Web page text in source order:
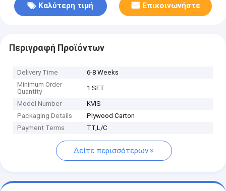
Καλύτερη τιμή Επικοινωνήστε
Περιγραφή Προϊόντων
Delivery Time
6-8 Weeks
Minimum Order
Quantity
1 SET
Model Number
KVIS
Packaging Details
Plywood Carton
Payment Terms
TT,L/C
Δείτε περισσότερων